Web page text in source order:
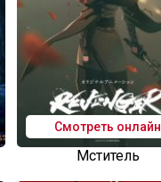
Смотреть онлайн
Мститель